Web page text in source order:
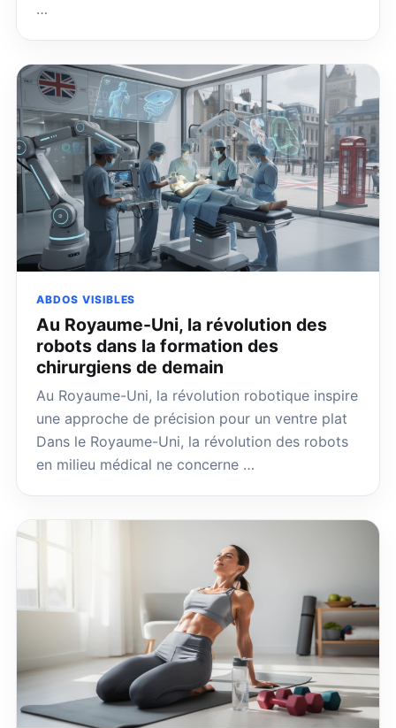
…
ABDOS VISIBLES
Au Royaume-Uni, la révolution des
robots dans la formation des
chirurgiens de demain
Au Royaume-Uni, la révolution robotique inspire
une approche de précision pour un ventre plat
Dans le Royaume-Uni, la révolution des robots
en milieu médical ne concerne …